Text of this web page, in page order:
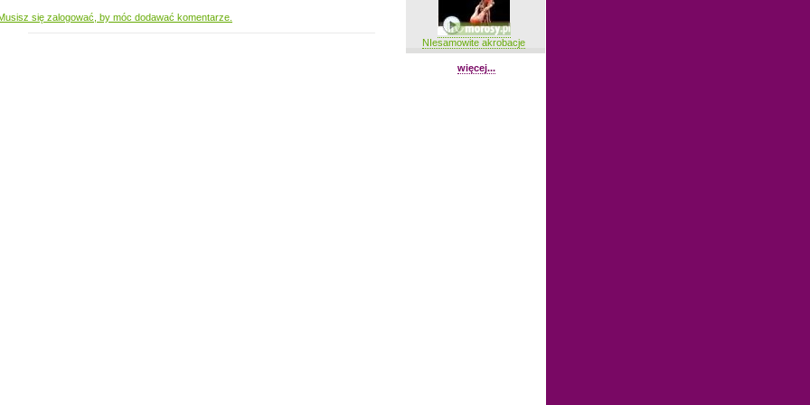
się zalogować, by móc dodawać komentarze.
NIesamowite akrobacje
więcej...